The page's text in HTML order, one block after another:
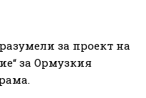
за проект на
за Ормузкия